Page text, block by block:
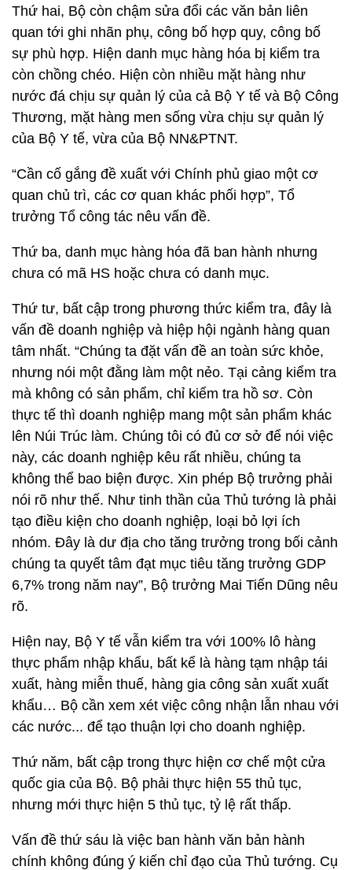
Thứ hai, Bộ còn chậm sửa đổi các văn bản liên
quan tới ghi nhãn phụ, công bố hợp quy, công bố
sự phù hợp. Hiện danh mục hàng hóa bị kiểm tra
còn chồng chéo. Hiện còn nhiều mặt hàng như
nước đá chịu sự quản lý của cả Bộ Y tế và Bộ Công
Thương, mặt hàng men sống vừa chịu sự quản lý
của Bộ Y tế, vừa của Bộ NN&PTNT.
“Cần cố gắng đề xuất với Chính phủ giao một cơ
quan chủ trì, các cơ quan khác phối hợp”, Tổ
trưởng Tổ công tác nêu vấn đề.
Thứ ba, danh mục hàng hóa đã ban hành nhưng
chưa có mã HS hoặc chưa có danh mục.
Thứ tư, bất cập trong phương thức kiểm tra, đây là
vấn đề doanh nghiệp và hiệp hội ngành hàng quan
tâm nhất. “Chúng ta đặt vấn đề an toàn sức khỏe,
nhưng nói một đằng làm một nẻo. Tại cảng kiểm tra
mà không có sản phẩm, chỉ kiểm tra hồ sơ. Còn
thực tế thì doanh nghiệp mang một sản phẩm khác
lên Núi Trúc làm. Chúng tôi có đủ cơ sở để nói việc
này, các doanh nghiệp kêu rất nhiều, chúng ta
không thể bao biện được. Xin phép Bộ trưởng phải
nói rõ như thế. Như tinh thần của Thủ tướng là phải
tạo điều kiện cho doanh nghiệp, loại bỏ lợi ích
nhóm. Đây là dư địa cho tăng trưởng trong bối cảnh
chúng ta quyết tâm đạt mục tiêu tăng trưởng GDP
6,7% trong năm nay”, Bộ trưởng Mai Tiến Dũng nêu
rõ.
Hiện nay, Bộ Y tế vẫn kiểm tra với 100% lô hàng
thực phẩm nhập khẩu, bất kể là hàng tạm nhập tái
xuất, hàng miễn thuế, hàng gia công sản xuất xuất
khẩu… Bộ cần xem xét việc công nhận lẫn nhau với
các nước... để tạo thuận lợi cho doanh nghiệp.
Thứ năm, bất cập trong thực hiện cơ chế một cửa
quốc gia của Bộ. Bộ phải thực hiện 55 thủ tục,
nhưng mới thực hiện 5 thủ tục, tỷ lệ rất thấp.
Vấn đề thứ sáu là việc ban hành văn bản hành
chính không đúng ý kiến chỉ đạo của Thủ tướng. Cụ